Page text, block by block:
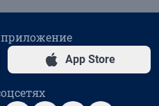
App Store